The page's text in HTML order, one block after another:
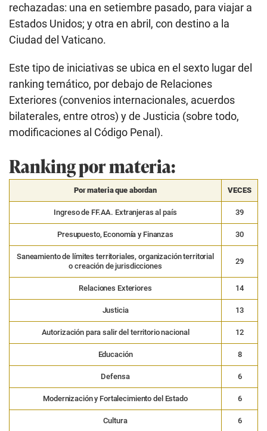
rechazadas: una en setiembre pasado, para viajar a
Estados Unidos; y otra en abril, con destino a la
Ciudad del Vaticano.
Este tipo de iniciativas se ubica en el sexto lugar del
ranking temático, por debajo de Relaciones
Exteriores (convenios internacionales, acuerdos
bilaterales, entre otros) y de Justicia (sobre todo,
modificaciones al Código Penal).
Ranking por materia:
Por materia que abordan VECES
Ingreso de FF.AA. Extranjeras al país 39
Presupuesto, Economía y Finanzas 30
Saneamiento de límites territoriales, organización territorial
o creación de jurisdicciones
29
Relaciones Exteriores 14
Justicia 13
Autorización para salir del territorio nacional 12
Educación 8
Defensa 6
Modernización y Fortalecimiento del Estado 6
Cultura 6